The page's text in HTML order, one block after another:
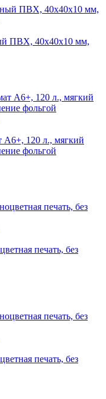
ПВХ, 40x40x10 мм,
А6+, 120 л., мягкий
фольгой
печать, без
печать, без